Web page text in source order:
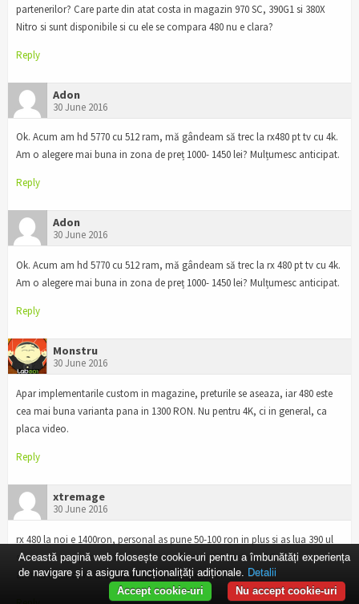
partenerilor? Care parte din atat costa in magazin 970 SC, 390G1 si 380X
Nitro si sunt disponibile si cu ele se compara 480 nu e clara?
Reply
Adon
30 June 2016
Ok. Acum am hd 5770 cu 512 ram, mă gândeam să trec la rx480 pt tv cu 4k.
Am o alegere mai buna in zona de preț 1000- 1450 lei? Mulțumesc anticipat.
Reply
Adon
30 June 2016
Ok. Acum am hd 5770 cu 512 ram, mă gândeam să trec la rx 480 pt tv cu 4k.
Am o alegere mai buna in zona de preț 1000- 1450 lei? Mulțumesc anticipat.
Reply
Monstru
30 June 2016
Apar implementarile custom in magazine, preturile se aseaza, iar 480 este
cea mai buna varianta pana in 1300 RON. Nu pentru 4K, ci in general, ca
placa video.
Reply
xtremage
30 June 2016
rx 480 la noi e 1400ron, personal as pune 50-100 ron in plus si as lua 390 ul
sau nu as mai pune nimic in plus si as lua un 970 custom OC.
ar tr sa fie undeva la 1250 ron sa fie competitiva.
Această pagină web folosește cookie-uri pentru a îmbunătăți experiența
de navigare și a asigura funcționalițăți adiționale. Detalii
Nu accept cookie-uri
Accept cookie-uri